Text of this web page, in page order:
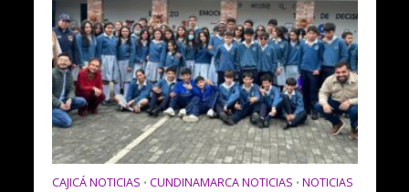
CAJICÁ NOTICIAS • CUNDINAMARCA NOTICIAS • NOTICIAS